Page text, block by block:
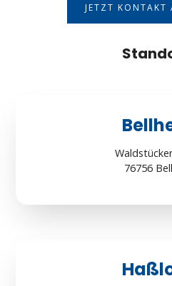
JETZT KONTAKT
76756